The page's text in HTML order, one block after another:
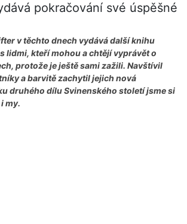
pokračování své úspěšné
v těchto dnech vydává další knihu
lidmi, kteří mohou a chtějí vyprávět o
protože je ještě sami zažili. Navštívil
a barvitě zachytil jejich nová
druhého dílu Svinenského století jsme si
my.